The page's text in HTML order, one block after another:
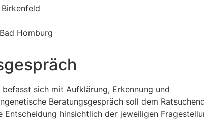
Birkenfeld
Bad Homburg
sich mit Aufklärung, Erkennung und
Beratungsgespräch soll dem
hinsichtlich der jeweiligen